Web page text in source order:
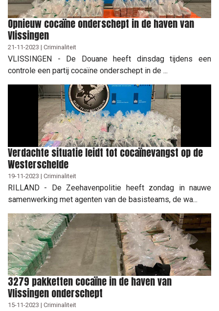
Opnieuw cocaïne onderschept in de haven van
Vlissingen
21-11-2023 | Criminaliteit
VLISSINGEN - De Douane heeft dinsdag tijdens een
controle een partij cocaïne onderschept in de ...
Verdachte situatie leidt tot cocaïnevangst op de
Westerschelde
19-11-2023 | Criminaliteit
RILLAND - De Zeehavenpolitie heeft zondag in nauwe
samenwerking met agenten van de basisteams, de wa...
3279 pakketten cocaïne in de haven van
Vlissingen onderschept
15-11-2023 | Criminaliteit